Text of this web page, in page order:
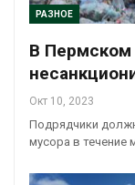
РАЗНОЕ
В
Окт 10, 2023
Подрядчики
мусора в течение